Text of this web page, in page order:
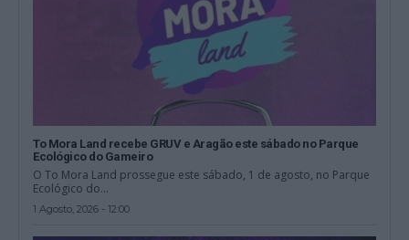
To Mora Land recebe GRUV e Aragão este sábado no Parque
Ecológico do Gameiro
O To Mora Land prossegue este sábado, 1 de agosto, no Parque
Ecológico do...
1 Agosto, 2026 - 12:00